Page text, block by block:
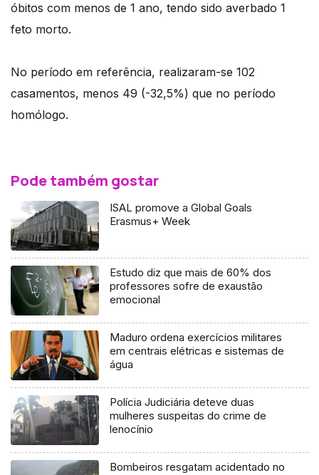
óbitos com menos de 1 ano, tendo sido averbado 1
feto morto.
No período em referência, realizaram-se 102
casamentos, menos 49 (-32,5%) que no período
homólogo.
Pode também gostar
ISAL promove a Global Goals
Erasmus+ Week
Estudo diz que mais de 60% dos
professores sofre de exaustão
emocional
Maduro ordena exercícios militares
em centrais elétricas e sistemas de
água
Polícia Judiciária deteve duas
mulheres suspeitas do crime de
lenocínio
Bombeiros resgatam acidentado no